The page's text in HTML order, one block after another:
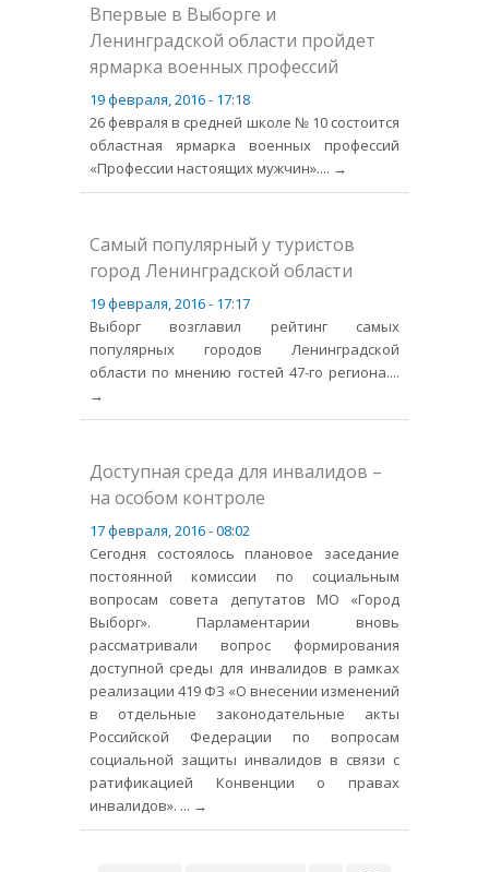
Впервые в Выборге и
Ленинградской области пройдет
ярмарка военных профессий
19 февраля, 2016 - 17:18
26 февраля в средней школе № 10 состоится
областная ярмарка военных профессий
«Профессии настоящих мужчин».... →
Самый популярный у туристов
город Ленинградской области
19 февраля, 2016 - 17:17
Выборг возглавил рейтинг самых
популярных городов Ленинградской
области по мнению гостей 47-го региона....
→
Доступная среда для инвалидов –
на особом контроле
17 февраля, 2016 - 08:02
Сегодня состоялось плановое заседание
постоянной комиссии по социальным
вопросам совета депутатов МО «Город
Выборг». Парламентарии вновь
рассматривали вопрос формирования
доступной среды для инвалидов в рамках
реализации 419 ФЗ «О внесении изменений
в отдельные законодательные акты
Российской Федерации по вопросам
социальной защиты инвалидов в связи с
ратификацией Конвенции о правах
инвалидов». ... →